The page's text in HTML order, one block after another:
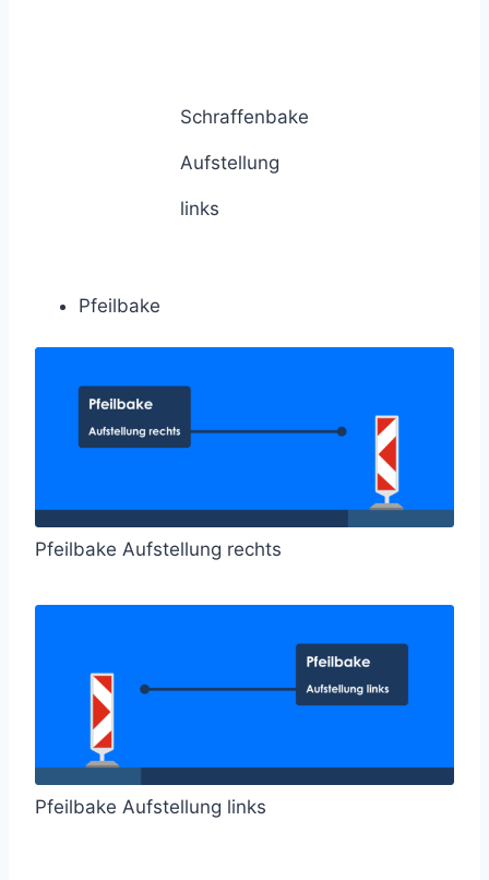
Schraffenbake
Aufstellung
links
Pfeilbake
Pfeilbake Aufstellung rechts
Pfeilbake Aufstellung links